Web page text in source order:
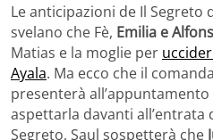
Le anticipazioni de Il Segreto
svelano che Fè, Emilia e
Matias e la moglie per
Ayala. Ma ecco che il
presenterà
aspettarla davanti all’entrata
Segreto, Saul sospetterà che